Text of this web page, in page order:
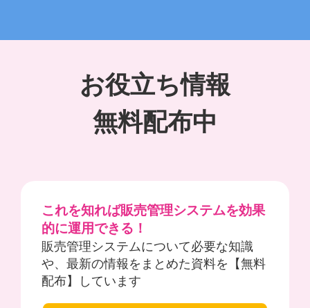
お役立ち情報
無料配布中
これを知れば販売管理システムを効果
的に運用できる！
販売管理システムについて必要な知識
や、最新の情報をまとめた資料を【無料
配布】しています